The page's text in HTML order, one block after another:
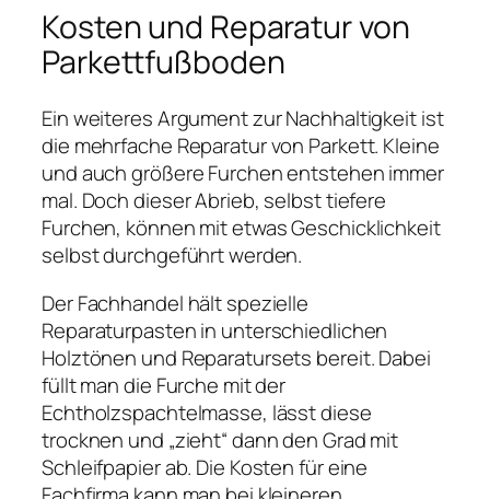
Kosten und Reparatur von
Parkettfußboden
Ein weiteres Argument zur Nachhaltigkeit ist
die mehrfache Reparatur von Parkett. Kleine
und auch größere Furchen entstehen immer
mal. Doch dieser Abrieb, selbst tiefere
Furchen, können mit etwas Geschicklichkeit
selbst durchgeführt werden.
Der Fachhandel hält spezielle
Reparaturpasten in unterschiedlichen
Holztönen und Reparatursets bereit. Dabei
füllt man die Furche mit der
Echtholzspachtelmasse, lässt diese
trocknen und „zieht“ dann den Grad mit
Schleifpapier ab. Die Kosten für eine